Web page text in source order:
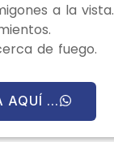
a la vista.
de fuego.
AQUÍ ...